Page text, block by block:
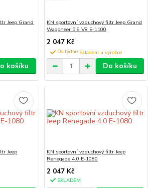
Jeep Grand
košíku
KN sportovní vzduchový filtr Jeep Grand
Wagoneer 5.9 V8 E-1100
2 047 Kč
Do týdne
Do košíku
Jeep
KN sportovní vzduchový filtr Jeep
Renegade 4.0 E-1080
2 047 Kč
SKLADEM